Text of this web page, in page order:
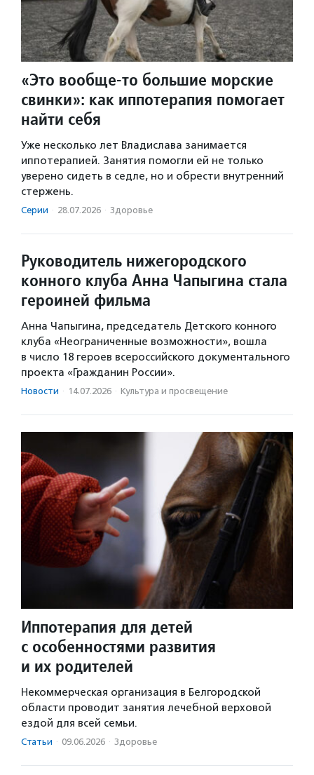
«Это вообще-то большие морские
свинки»: как иппотерапия помогает
найти себя
Уже несколько лет Владислава занимается
иппотерапией. Занятия помогли ей не только
уверено сидеть в седле, но и обрести внутренний
стержень.
Серии · 28.07.2026 · Здоровье
Руководитель нижегородского
конного клуба Анна Чапыгина стала
героиней фильма
Анна Чапыгина, председатель Детского конного
клуба «Неограниченные возможности», вошла
в число 18 героев всероссийского документального
проекта «Гражданин России».
Новости · 14.07.2026 · Культура и просвещение
Иппотерапия для детей
с особенностями развития
и их родителей
Некоммерческая организация в Белгородской
области проводит занятия лечебной верховой
ездой для всей семьи.
Статьи · 09.06.2026 · Здоровье